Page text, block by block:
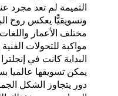
التميمة لم تعد مجرد
وتسويقيًّا يعكس روح
مختلف الأعمار
مواكبة للتحولات
يمكن تسويقها عالميا
دور يتجاوز الشكل